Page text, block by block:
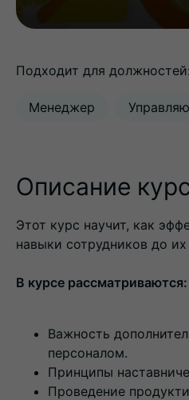
Подходит для должностей:
Менеджер
Описание
Этот курс научит, как
навыки сотрудников до
В курсе рассматриваются:
Важность
персоналом.
Принципы
Проведение